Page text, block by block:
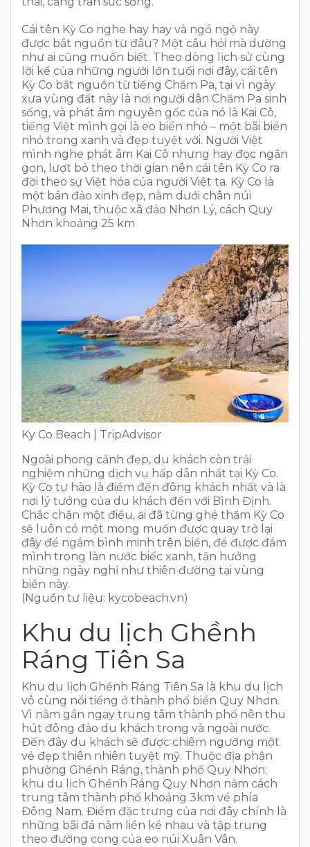
Cái tên Kỳ Co nghe hay hay và ngồ ngộ này
được bắt nguồn từ đâu? Một câu hỏi mà dường
như ai cũng muốn biết. Theo dòng lịch sử cùng
lời kể của những người lớn tuổi nơi đây, cái tên
Kỳ Co bắt nguồn từ tiếng Chăm Pa, tại vì ngày
xưa vùng đất này là nơi người dân Chăm Pa sinh
sống, và phát âm nguyên gốc của nó là Kai Cô,
tiếng Việt mình gọi là eo biển nhỏ – một bãi biển
nhỏ trong xanh và đẹp tuyệt vời. Người Việt
mình nghe phát âm Kai Cô nhưng hay đọc ngắn
gọn, lượt bỏ theo thời gian nên cái tên Kỳ Co ra
đời theo sự Việt hóa của người Việt ta. Kỳ Co là
một bán đảo xinh đẹp, nằm dưới chân núi
Phương Mai, thuộc xã đảo Nhơn Lý, cách Quy
Nhơn khoảng 25 km
Ky Co Beach | TripAdvisor
Ngoài phong cảnh đẹp, du khách còn trải
nghiệm những dịch vụ hấp dẫn nhất tại Kỳ Co.
Kỳ Co tự hào là điểm đến đông khách nhất và là
nơi lý tưởng của du khách đến với Bình Định.
Chắc chắn một điều, ai đã từng ghé thăm Kỳ Co
sẽ luôn có một mong muốn được quay trở lại
đây để ngắm bình minh trên biển, để được đắm
mình trong làn nước biếc xanh, tận hưởng
những ngày nghỉ như thiên đường tại vùng
biển này.
(Nguồn tư liệu: kycobeach.vn)
Khu du lịch Ghềnh
Ráng Tiên Sa
Khu du lịch Ghềnh Ráng Tiên Sa là khu du lịch
vô cùng nổi tiếng ở thành phố biển Quy Nhơn.
Vì nằm gần ngay trung tâm thành phố nên thu
hút đông đảo du khách trong và ngoài nước.
Đến đây du khách sẽ được chiêm ngưỡng một
vẻ đẹp thiên nhiên tuyệt mỹ. Thuộc địa phận
phường Ghềnh Ráng, thành phố Quy Nhơn;
khu du lịch Ghềnh Ráng Quy Nhơn nằm cách
trung tâm thành phố khoảng 3km về phía
Đông Nam. Điểm đặc trưng của nơi đây chính là
những bãi đá nằm liền kề nhau và tập trung
theo đường cong của eo núi Xuân Vân.